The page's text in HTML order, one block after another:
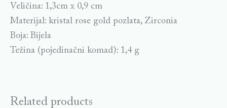
Veličina: 1,3cm x 0,9 cm
Materijal: kristal rose gold pozlata, Zirconia
Boja: Bijela
Težina (pojedinačni komad): 1,4 g
Related products